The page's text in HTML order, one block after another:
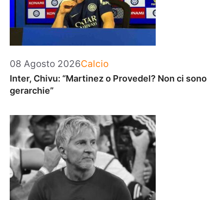
08 Agosto 2026Categorie
Calcio
Inter, Chivu: “Martinez o Provedel? Non ci sono
gerarchie”